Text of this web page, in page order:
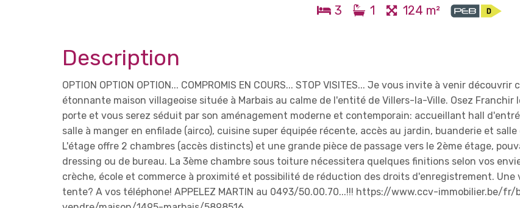
3 1 124 m²
Description
OPTION OPTION OPTION... COMPROMIS EN COURS... STOP VISITES... Je vous invite à venir découvrir
étonnante maison villageoise située à Marbais au calme de l'entité de Villers-la-Ville. Osez Franchir
porte et vous serez séduit par son aménagement moderne et contemporain: accueillant hall
salle à manger en enfilade (airco), cuisine super équipée récente, accès au jardin, buanderie et salle
L'étage offre 2 chambres (accès distincts) et une grande pièce de passage vers le 2ème étage,
dressing ou de bureau. La 3ème chambre sous toiture nécessitera quelques finitions selon vos
crèche, école et commerce à proximité et possibilité de réduction des droits d'enregistrement. Une
tente? A vos téléphone! APPELEZ MARTIN au 0493/50.00.70...!!! https://www.ccv-immobilier.be/